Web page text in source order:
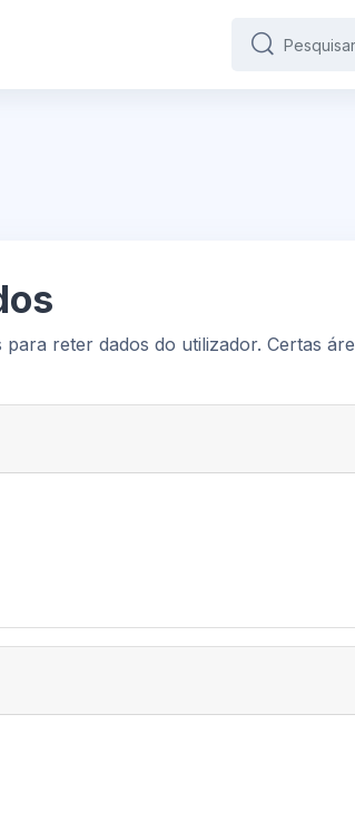
Pesquisar
Pesquisar
reter dados do utilizador. Certas